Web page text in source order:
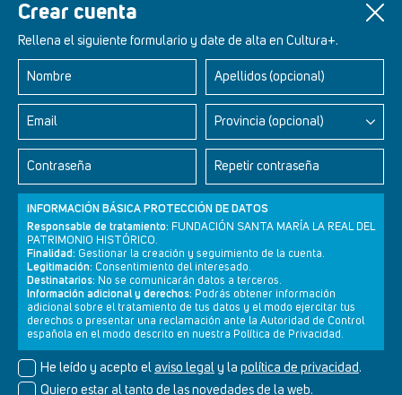
Crear cuenta
Rellena el siguiente formulario y date de alta en Cultura+.
Nombre Apellidos (opcional)
Email Provincia (opcional)
Contraseña Repetir contraseña
INFORMACIÓN BÁSICA PROTECCIÓN DE DATOS
Responsable de tratamiento: FUNDACIÓN SANTA MARÍA LA REAL DEL
PATRIMONIO HISTÓRICO.
Finalidad: Gestionar la creación y seguimiento de la cuenta.
Legitimación: Consentimiento del interesado.
Destinatarios: No se comunicarán datos a terceros.
Información adicional y derechos: Podrás obtener información
adicional sobre el tratamiento de tus datos y el modo ejercitar tus
derechos o presentar una reclamación ante la Autoridad de Control
española en el modo descrito en nuestra Política de Privacidad.
He leído y acepto el aviso legal y la política de privacidad.
Quiero estar al tanto de las novedades de la web.
Retablos Renacentistas Este de León
Newsletter Aviso legal Política de privacidad Política de cookies